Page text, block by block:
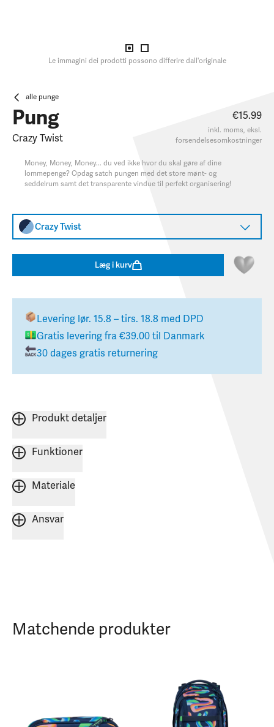
Le immagini dei prodotti possono differire dall'originale
alle punge
Pung
Crazy Twist
€15.99
inkl. moms, eksl.
forsendelsesomkostninger
Money, Money, Money... du ved ikke hvor du skal gøre af dine
lommepenge? Opdag satch pungen med det store mønt- og
seddelrum samt det transparente vindue til perfekt organisering!
Crazy Twist
Læg i kurv
Levering lør. 15.8 – tirs. 18.8 med DPD
Gratis levering fra €39.00 til Danmark
30 dages gratis returnering
Produkt detaljer
Funktioner
Materiale
Ansvar
Matchende produkter